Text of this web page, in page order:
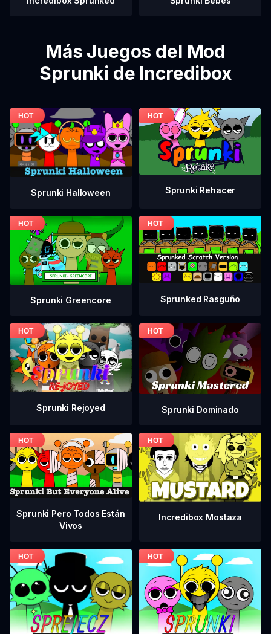
Más Juegos del Mod
Sprunki de Incredibox
Sprunki Halloween Sprunki Rehacer
Sprunki Greencore Sprunked Rasguño
Sprunki Rejoyed Sprunki Dominado
Sprunki Pero Todos Están
Vivos
Incredibox Mostaza